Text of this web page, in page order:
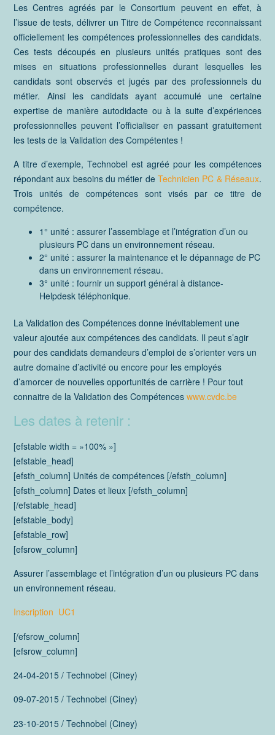
Les Centres agréés par le Consortium peuvent en effet, à
l’issue de tests, délivrer un Titre de Compétence reconnaissant
officiellement les compétences professionnelles des candidats.
Ces tests découpés en plusieurs unités pratiques sont des
mises en situations professionnelles durant lesquelles les
candidats sont observés et jugés par des professionnels du
métier. Ainsi les candidats ayant accumulé une certaine
expertise de manière autodidacte ou à la suite d’expériences
professionnelles peuvent l’officialiser en passant gratuitement
les tests de la Validation des Compétentes !
A titre d’exemple, Technobel est agréé pour les compétences
répondant aux besoins du métier de Technicien PC & Réseaux.
Trois unités de compétences sont visés par ce titre de
compétence.
1° unité : assurer l’assemblage et l’intégration d’un ou
plusieurs PC dans un environnement réseau.
2° unité : assurer la maintenance et le dépannage de PC
dans un environnement réseau.
3° unité : fournir un support général à distance-
Helpdesk téléphonique.
La Validation des Compétences donne inévitablement une
valeur ajoutée aux compétences des candidats. Il peut s’agir
pour des candidats demandeurs d’emploi de s’orienter vers un
autre domaine d’activité ou encore pour les employés
d’amorcer de nouvelles opportunités de carrière ! Pour tout
connaitre de la Validation des Compétences www.cvdc.be
Les dates à retenir :
[efstable width = »100% »]
[efstable_head]
[efsth_column] Unités de compétences [/efsth_column]
[efsth_column] Dates et lieux [/efsth_column]
[/efstable_head]
[efstable_body]
[efstable_row]
[efsrow_column]
Assurer l’assemblage et l’intégration d’un ou plusieurs PC dans
un environnement réseau.
Inscription UC1
[/efsrow_column]
[efsrow_column]
24-04-2015 / Technobel (Ciney)
09-07-2015 / Technobel (Ciney)
23-10-2015 / Technobel (Ciney)